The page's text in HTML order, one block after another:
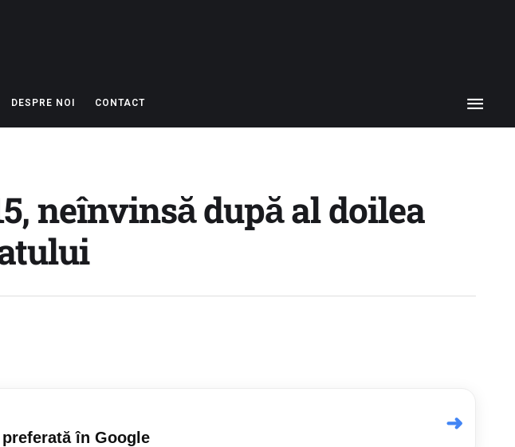
DESPRE NOI CONTACT
neînvinsă după al doilea
în Google
➜